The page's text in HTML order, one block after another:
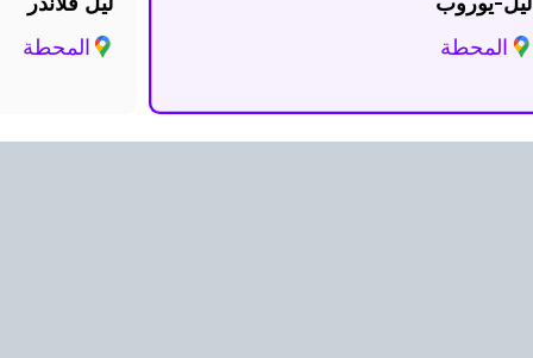
المحطة
المحطة